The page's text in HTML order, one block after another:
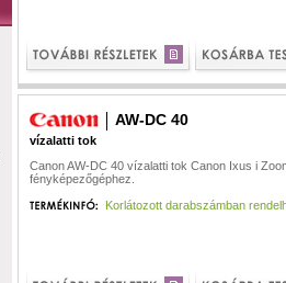
AW-DC 40
vízalatti tok
Canon AW-DC 40 vízalatti tok Canon Ixus i
fényképezőgéphez.
Korlátozott darabszámban